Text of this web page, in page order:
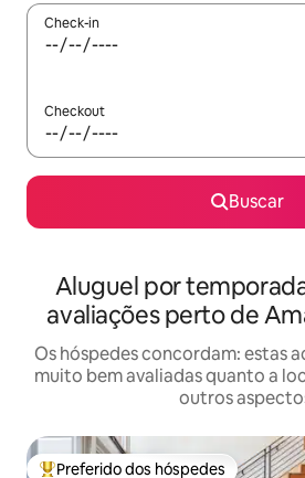
Check-in
Checkout
Buscar
Aluguel por
avaliações perto de
Os hóspedes concordam: estas
muito bem avaliadas quanto a
outros
Preferido dos hóspedes